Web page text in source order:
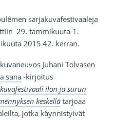
sarjakuvafestivaaleja
29. tammikuuta-1.
2015 42. kerran.
Juhani Tolvasen
sana -kirjoitus
ilon ja surun
keskellätarjoaa
jotka käynnistyivät